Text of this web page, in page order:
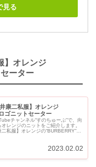
見る
】オレンジ
ーター
康二私服】オレンジ
ゴニットセーター
チャンネル“すのちゅーぶ”で、向
レンジのニットをご紹介します。
私服】オレンジの“BURBERRY”ロ
2023.02.02